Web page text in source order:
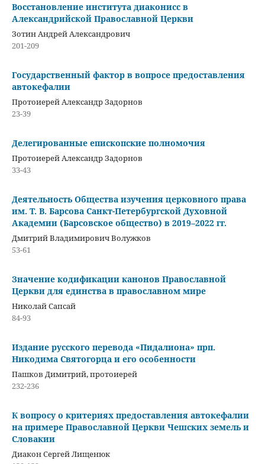
Восстановление института диаконисс в
Александрийской Православной Церкви
Зотин Андрей Александрович
201-209
Государственный фактор в вопросе предоставления
автокефалии
Протоиерей Александр Задорнов
23-39
Делегированные епископские полномочия
Протоиерей Александр Задорнов
33-43
Деятельность Общества изучения церковного права
им. Т. В. Барсова Санкт-Петербургской Духовной
Академии (Барсовское общество) в 2019–2022 гг.
Дмитрий Владимирович Волужков
53-61
Значение кодификации канонов Православной
Церкви для единства в православном мире
Николай Сапсай
84-93
Издание русского перевода «Пидалиона» прп.
Никодима Святогорца и его особенности
Пашков Димитрий, протоиерей
232-236
К вопросу о критериях предоставления автокефалии
на примере Православной Церкви Чешских земель и
Словакии
Диакон Сергей Лищенюк